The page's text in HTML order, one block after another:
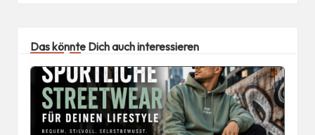
Das könnte Dich auch interessieren